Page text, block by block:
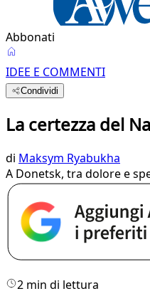
Abbonati
IDEE E COMMENTI
Condividi
La certezza del
di Maksym Ryabukha
A Donetsk, tra dolore e
2 min di lettura